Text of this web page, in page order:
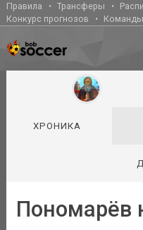
Правила Трансферы
Конкурс прогнозов
Команды
ХРОНИКА
Пономарёв